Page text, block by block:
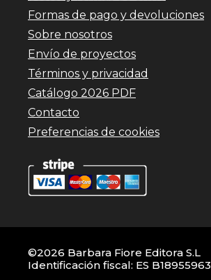
Formas de pago y devoluciones
Sobre nosotros
Envío de proyectos
Términos y privacidad
Catálogo 2026 PDF
Contacto
Preferencias de cookies
©2026 Barbara Fiore Editora S.L
Identificación fiscal: ES B18955963